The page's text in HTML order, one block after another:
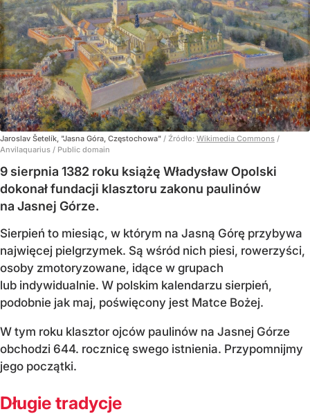
Jaroslav Šetelík, "Jasna Góra, Częstochowa" / Źródło: Wikimedia Commons /
Anvilaquarius / Public domain
9 sierpnia 1382 roku książę Władysław Opolski
dokonał fundacji klasztoru zakonu paulinów
na Jasnej Górze.
Sierpień to miesiąc, w którym na Jasną Górę przybywa
najwięcej pielgrzymek. Są wśród nich piesi, rowerzyści,
osoby zmotoryzowane, idące w grupach
lub indywidualnie. W polskim kalendarzu sierpień,
podobnie jak maj, poświęcony jest Matce Bożej.
W tym roku klasztor ojców paulinów na Jasnej Górze
obchodzi 644. rocznicę swego istnienia. Przypomnijmy
jego początki.
Długie tradycje